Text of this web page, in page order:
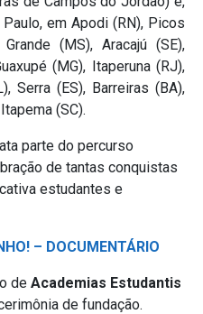
em Apodi (RN), Picos
(MS), Aracajú (SE),
(MG), Itaperuna (RJ),
Serra (ES), Barreiras (BA),
(SC).
parte do percurso
de tantas conquistas
estudantes e
– DOCUMENTÁRIO
de Academias Estudantis
de fundação.